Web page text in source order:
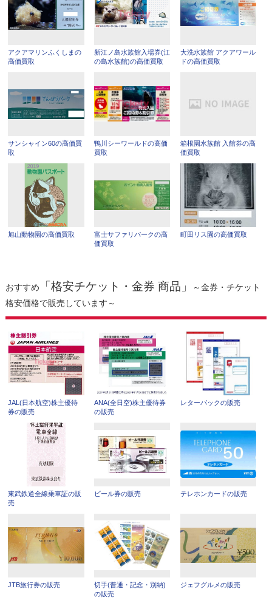
アクアマリンふくしまの
高価買取
新江ノ島水族館入場券(江
の島水族館)の高価買取
大洗水族館 アクアワール
ドの高価買取
サンシャイン60の高価買
取
鴨川シーワールドの高価
買取
箱根園水族館 入館券の高
価買取
旭山動物園の高価買取
富士サファリパークの高
価買取
町田リス園の高価買取
おすすめ 「格安チケット・金券 商品」
～金券・チケット
格安価格で販売しています～
JAL(日本航空)株主優待
券の販売
ANA(全日空)株主優待券
の販売
レターパックの販売
東武鉄道全線乗車証の販
売
ビール券の販売 テレホンカードの販売
JTB旅行券の販売
切手(普通・記念・別納)
の販売
ジェフグルメの販売